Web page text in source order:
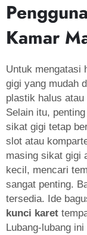
Kamar
Untuk mengatasi
gigi yang mudah
plastik halus
Selain itu,
sikat gigi tetap
slot atau
masing sikat gigi
kecil, mencari
sangat penting.
tersedia. Ide
kunci karet
Lubang-lubang